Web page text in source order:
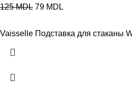
125MDL 79 MDL
Vaisselle Подставка для cтаканы